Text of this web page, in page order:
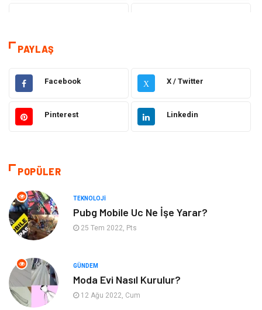
Dekorasyon
Eğitim Hukuk
Ulaşım ve Taşımacılık Yapı İnşaat
Tekstil
Bilgisayar ve Yazılım
Alışveriş
Maden ve Metal
Güzellik & Bakım Tatil
PAYLAŞ
Facebook X X / Twitter
Pinterest Linkedin
POPÜLER
TEKNOLOJI
Pubg Mobile Uc Ne İşe Yarar?
25 Tem 2022, Pts
GÜNDEM
Moda Evi Nasıl Kurulur?
12 Ağu 2022, Cum